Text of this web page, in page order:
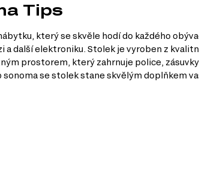
Tips
který se skvěle hodí do každého
další elektroniku. Stolek je vyroben z
prostorem, který zahrnuje police,
se stolek stane skvělým doplňkem